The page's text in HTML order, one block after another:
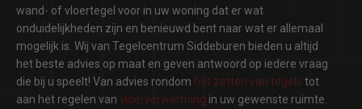
wand- of vloertegel voor in uw woning dat er wat
onduidelijkheden zijn en benieuwd bent naar wat er allemaal
mogelijk is. Wij van Tegelcentrum Siddeburen bieden u altijd
het beste advies op maat en geven antwoord op iedere vraag
die bij u speelt! Van advies rondom het zetten van tegels tot
aan het regelen van vloerverwarming in uw gewenste ruimte.